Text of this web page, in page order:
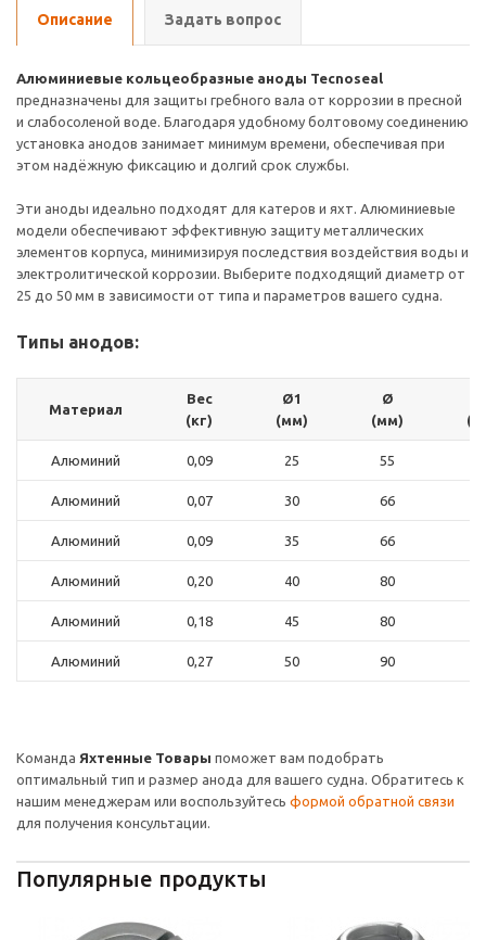
Описание Задать вопрос
Алюминиевые кольцеобразные аноды Tecnoseal
предназначены для защиты гребного вала от коррозии в пресной
и слабосоленой воде. Благодаря удобному болтовому соединению
установка анодов занимает минимум времени, обеспечивая при
этом надёжную фиксацию и долгий срок службы.
Эти аноды идеально подходят для катеров и яхт. Алюминиевые
модели обеспечивают эффективную защиту металлических
элементов корпуса, минимизируя последствия воздействия воды и
электролитической коррозии. Выберите подходящий диаметр от
25 до 50 мм в зависимости от типа и параметров вашего судна.
Типы анодов:
Материал
Вес
(кг)
Ø1
(мм)
Ø
(мм)
Алюминий 0,09 25 55
Алюминий 0,07 30 66
Алюминий 0,09 35 66
Алюминий 0,20 40 80
Алюминий 0,18 45 80
Алюминий 0,27 50 90
Команда Яхтенные Товары поможет вам подобрать
оптимальный тип и размер анода для вашего судна. Обратитесь к
нашим менеджерам или воспользуйтесь формой обратной связи
для получения консультации.
Популярные продукты